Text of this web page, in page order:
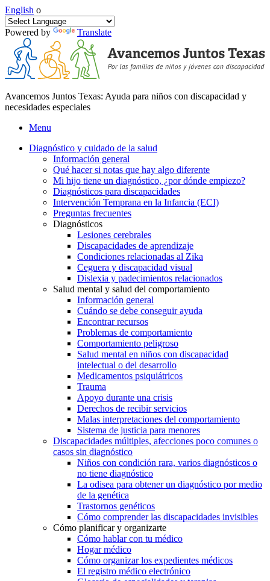
English o
Powered by Translate
Avancemos Juntos Texas: Ayuda para niños con discapacidad y
necesidades especiales
Menu
Diagnóstico y cuidado de la salud
Información general
Qué hacer si notas que hay algo diferente
Mi hijo tiene un diagnóstico, ¿por dónde empiezo?
Diagnósticos para discapacidades
Intervención Temprana en la Infancia (ECI)
Preguntas frecuentes
Diagnósticos
Lesiones cerebrales
Discapacidades de aprendizaje
Condiciones relacionadas al Zika
Ceguera y discapacidad visual
Dislexia y padecimientos relacionados
Salud mental y salud del comportamiento
Información general
Cuándo se debe conseguir ayuda
Encontrar recursos
Problemas de comportamiento
Comportamiento peligroso
Salud mental en niños con discapacidad
intelectual o del desarrollo
Medicamentos psiquiátricos
Trauma
Apoyo durante una crisis
Derechos de recibir servicios
Malas interpretaciones del comportamiento
Sistema de justicia para menores
Discapacidades múltiples, afecciones poco comunes o
casos sin diagnóstico
Niños con condición rara, varios diagnósticos o
no tiene diagnóstico
La odisea para obtener un diagnóstico por medio
de la genética
Trastornos genéticos
Cómo comprender las discapacidades invisibles
Cómo planificar y organizarte
Cómo hablar con tu médico
Hogar médico
Cómo organizar los expedientes médicos
El registro médico electrónico